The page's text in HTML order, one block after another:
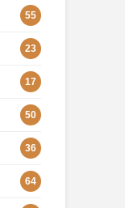
55
23
17
50
36
64